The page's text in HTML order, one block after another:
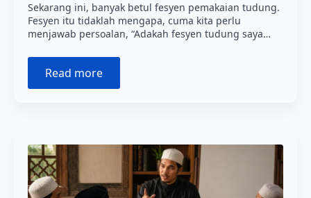
Sekarang ini, banyak betul fesyen pemakaian tudung.
Fesyen itu tidaklah mengapa, cuma kita perlu
menjawab persoalan, “Adakah fesyen tudung saya…
Read more